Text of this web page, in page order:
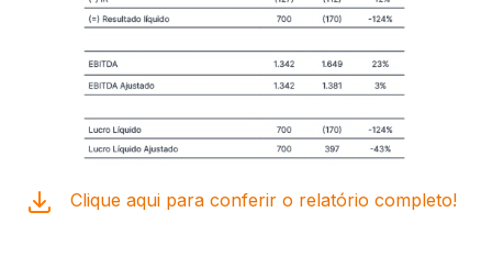
Clique aqui para conferir o relatório completo!